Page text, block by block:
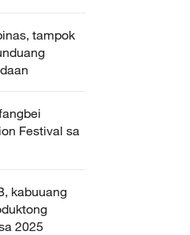
tampok
Festival sa
kabuuang
2025